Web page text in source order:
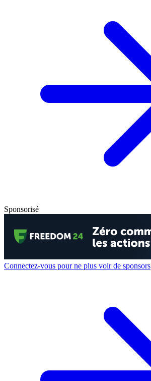
Sponsorisé
Connectez-vous pour ne plus voir de sponsors